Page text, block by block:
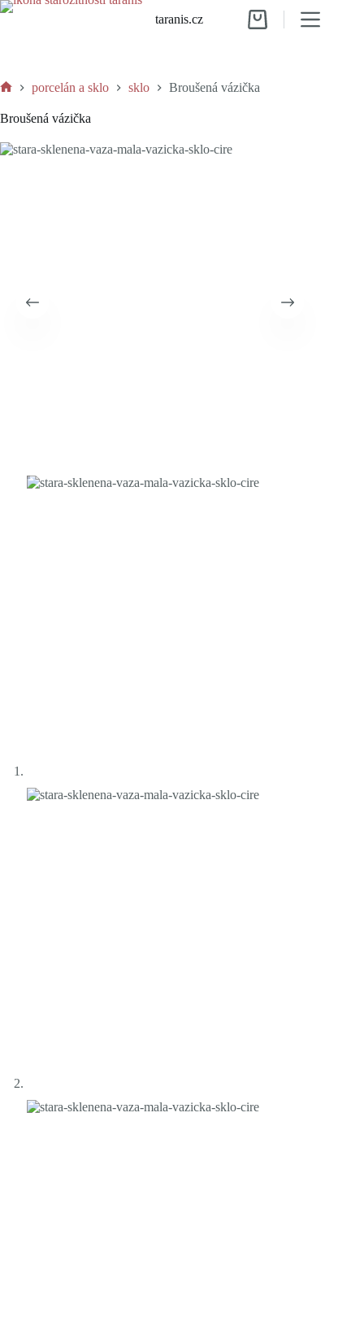
Skip
taranis.cz
Shopping
porcelán a sklo sklo Broušená vázička
Broušená vázička